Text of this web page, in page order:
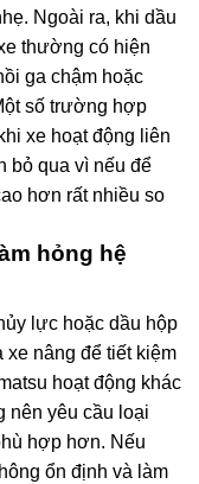
Ngoài ra, khi dầu
thường có hiện
ga chậm hoặc
số trường hợp
xe hoạt động liên
bỏ qua vì nếu để
hơn rất nhiều so
hỏng hệ
lực hoặc dầu hộp
xe nâng để tiết kiệm
hoạt động khác
nên yêu cầu loại
hợp hơn. Nếu
ổn định và làm